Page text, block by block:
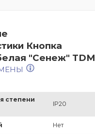
Кнопка
"Сенеж" TDM
степени
IP20
Нет